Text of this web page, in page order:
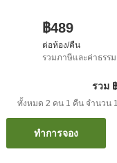
฿489
ต่อห้อง/คืน
รวมภาษีและค่าธรรม
รวม
ทั้งหมด 2 คน 1 คืน จำนวน 1
ทำการจอง